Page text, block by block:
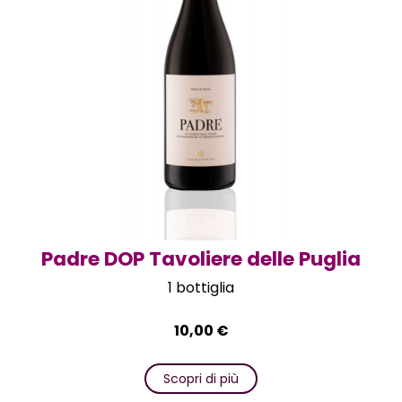
Padre DOP Tavoliere delle Puglia
1 bottiglia
10,00 €
Scopri di più